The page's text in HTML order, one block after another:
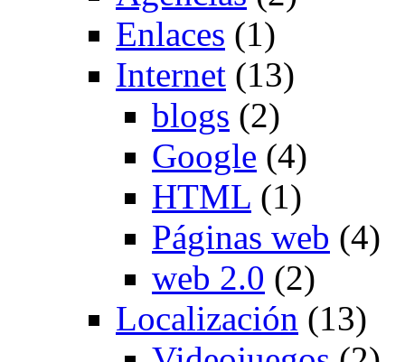
Enlaces (1)
Internet (13)
blogs (2)
Google (4)
HTML (1)
Páginas web (4)
web 2.0 (2)
Localización (13)